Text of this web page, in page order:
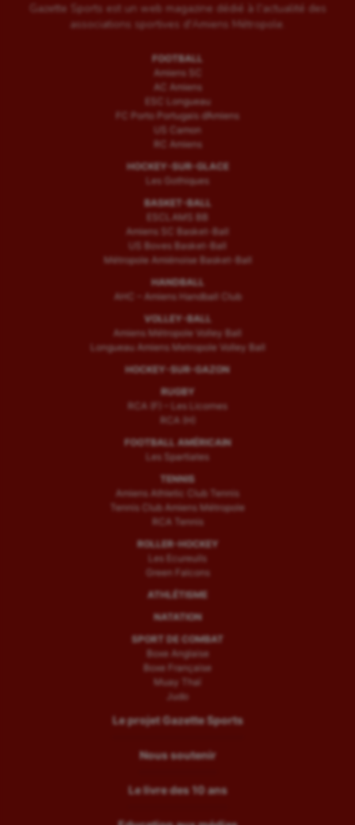
Gazette Sports est un web magazine dédié à l'actualité des
associations sportives d'Amiens Métropole.
FOOTBALL
Amiens SC
AC Amiens
ESC Longueau
FC Porto Portugais d’Amiens
US Camon
RC Amiens
HOCKEY-SUR-GLACE
Les Gothiques
BASKET-BALL
ESCLAMS BB
Amiens SC Basket-Ball
US Boves Basket-Ball
Métropole Amiénoise Basket-Ball
HANDBALL
AHC – Amiens Handball Club
VOLLEY-BALL
Amiens Métropole Volley Ball
Longueau Amiens Metropole Volley Ball
HOCKEY-SUR-GAZON
RUGBY
RCA (F) – Les Licornes
RCA (H)
FOOTBALL AMÉRICAIN
Les Spartiates
TENNIS
Amiens Athletic Club Tennis
Tennis Club Amiens Métropole
RCA Tennis
ROLLER-HOCKEY
Les Ecureuils
Green Falcons
ATHLÉTISME
NATATION
SPORT DE COMBAT
Boxe Anglaise
Boxe Française
Muay Thaï
Judo
Le projet Gazette Sports
Nous soutenir
Le livre des 10 ans